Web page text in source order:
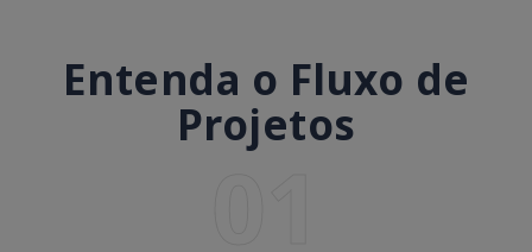
Entenda o Fluxo de
Projetos